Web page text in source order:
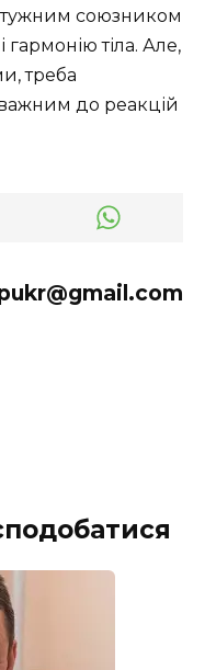
союзником
гармонію тіла. Але,
треба
до реакцій